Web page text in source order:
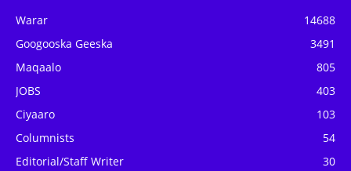
Warar
14688
Googooska Geeska
3491
Maqaalo
805
JOBS
403
Ciyaaro
103
Columnists
54
Editorial/Staff Writer
30